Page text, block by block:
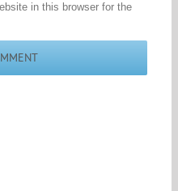
in this browser for the